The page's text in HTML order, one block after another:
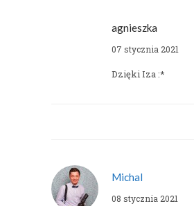
agnieszka
07 stycznia 2021
Dzięki Iza :*
Michal
08 stycznia 2021